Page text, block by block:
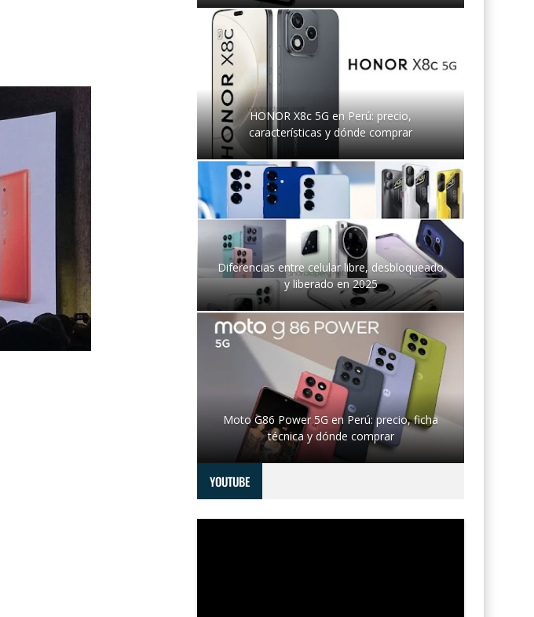
HONOR X8c 5G en Perú: precio,
características y dónde comprar
Diferencias entre celular libre, desbloqueado
y liberado en 2025
Moto G86 Power 5G en Perú: precio, ficha
técnica y dónde comprar
YOUTUBE